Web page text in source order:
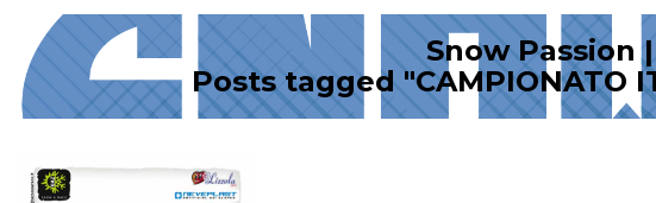
Snow
Posts tagged "CAMPIONATO